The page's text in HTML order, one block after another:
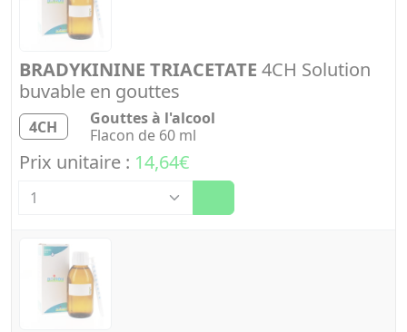
BRADYKININE TRIACETATE 4CH Solution
buvable en gouttes
4CH
Gouttes à l'alcool
Flacon de 60 ml
Prix unitaire : 14,64€